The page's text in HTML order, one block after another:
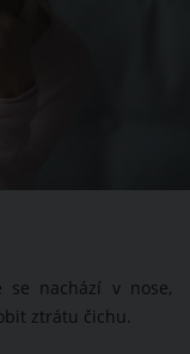
se nachází v nose,
ztrátu čichu.